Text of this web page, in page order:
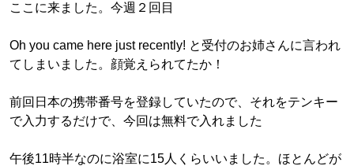
ここに来ました。今週２回目
Oh you came here just recently! と受付のお姉さんに言われ
てしまいました。顔覚えられてたか！
前回日本の携帯番号を登録していたので、それをテンキー
で入力するだけで、今回は無料で入れました
午後11時半なのに浴室に15人くらいいました。ほとんどが